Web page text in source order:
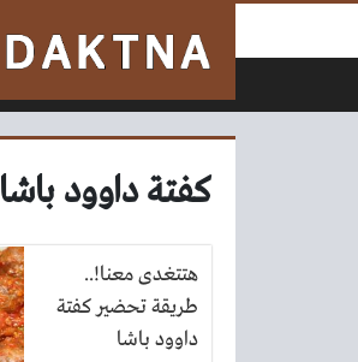
كفتة داوود باشا
هتتغدى معنا!..
طريقة تحضير كفتة
داوود باشا